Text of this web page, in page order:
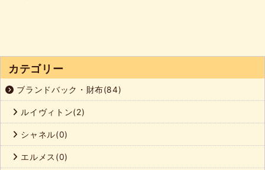
カテゴリー
ブランドバック・財布(84)
ルイヴィトン(2)
シャネル(0)
エルメス(0)